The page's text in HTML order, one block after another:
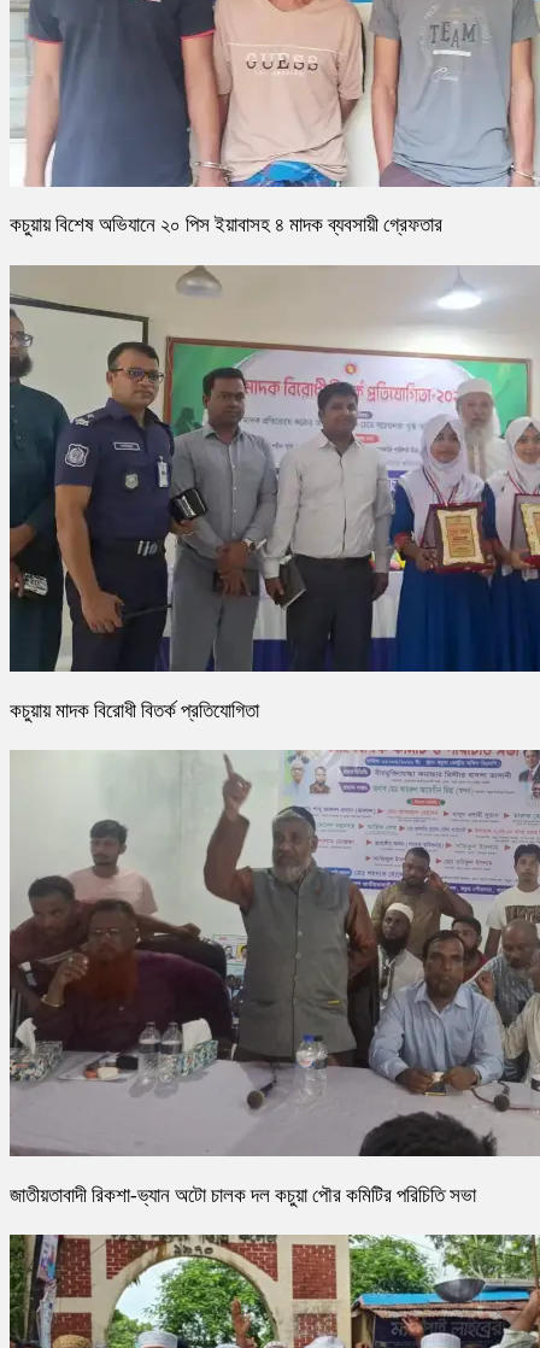
কচুয়ায় বিশেষ অভিযানে ২০ পিস ইয়াবাসহ ৪ মাদক ব্যবসায়ী গ্রেফতার
কচুয়ায় মাদক বিরোধী বিতর্ক প্রতিযোগিতা
জাতীয়তাবাদী রিকশা-ভ্যান অটো চালক দল কচুয়া পৌর কমিটির পরিচিতি সভা